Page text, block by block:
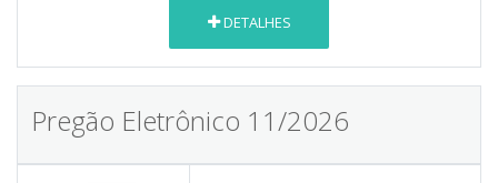
DETALHES
Pregão Eletrônico 11/2026